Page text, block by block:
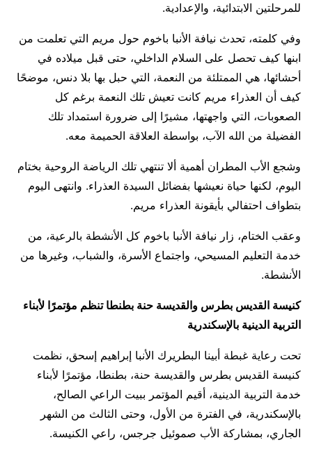
للمرحلتين الابتدائية، والإعدادية.
وفي كلمته، تحدث نيافة الأنبا باخوم حول مريم التي تعلمت من
ابنها كيف تحصل على السلام الداخلي، حتى قبل ميلاده في
أحشائها، هي الممتلئة من النعمة، التي حبل بها بلا دنس، موضحًا
كيف أن العذراء مريم كانت تعيش تلك النعمة برغم كل
الصعوبات، التي واجهتها، مشيرًا إلى ضرورة استمداد تلك
الفضيلة من الله الآب، بواسطة العلاقة الحميمة معه.
وشجع الأب المطران أهمية ألا تنتهي تلك الرياضة الروحية بختام
اليوم، لكنها حياة نعيشها بفضائل السيدة العذراء. وانتهى اليوم
بتطواف احتفالي بأيقونة العذراء مريم.
وعقب الختام، زار نيافة الأنبا باخوم كل الأنشطة بالرعية، من
خدمة التعليم المسيحي، واجتماع الأسرة، والشباب، وغيرها من
الأنشطة.
كنيسة القديس بطرس والقديسة حنة بطنطا تنظم مؤتمرًا لأبناء
التربية الدينية بالإسكندرية
تحت رعاية غبطة أبينا البطريرك الأنبا إبراهيم إسحق، نظمت
كنيسة القديس بطرس والقديسة حنة، بطنطا، مؤتمرًا لأبناء
خدمة التربية الدينية، أقيم المؤتمر ببيت الراعي الصالح،
بالإسكندرية، في الفترة من الأول، وحتى الثالث من الشهر
الجاري، بمشاركة الأب صموئيل جرجس، راعي الكنيسة.